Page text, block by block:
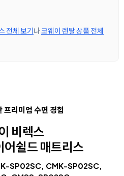
전체 보기나코웨이 렌탈 상품 전체
프리미엄 수면 경험
비렉스
어쉴드 매트리스
SP02SC, CMK-SP02SC,